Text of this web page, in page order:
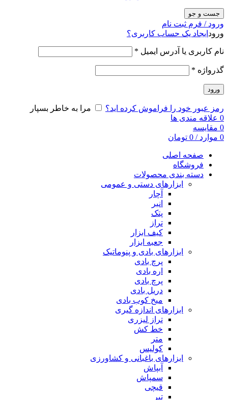
جست و جو
ورود / فرم ثبت نام
ورود ایجاد یک حساب کاربری؟
نام کاربری یا آدرس ایمیل *
گذرواژه *
ورود
رمز عبور خود را فراموش کرده اید؟
مرا به خاطر بسپار
0 علاقه مندی ها
0 مقایسه
0 موارد /
0 تومان
صفحه اصلی
فروشگاه
دسته بندی محصولات
ابزارهای دستی و عمومی
آچار
انبر
پتک
تراز
کیف ابزار
جعبه ابزار
ابزارهای بادی و پنوماتیک
پرچ بادی
اره بادی
پرچ بادی
دریل بادی
میخ کوب بادی
ابزارهای اندازه گیری
تراز لیزری
خط کش
متر
کولیس
ابزارهای باغبانی و کشاورزی
آبپاش
سمپاش
قیچی
تبر